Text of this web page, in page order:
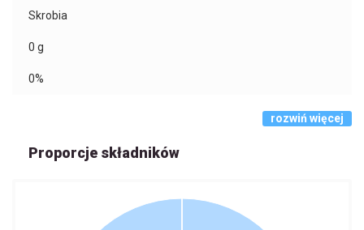
Skrobia
0 g
0%
rozwiń więcej
Proporcje składników